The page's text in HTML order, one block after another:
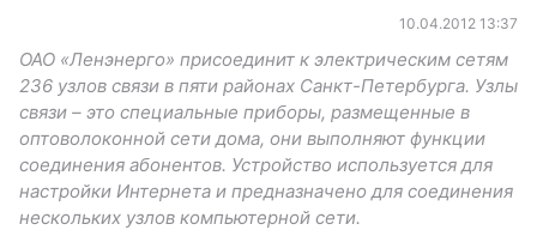
10.04.2012 13:37
ОАО «Ленэнерго» присоединит к электрическим сетям
236 узлов связи в пяти районах Санкт-Петербурга. Узлы
связи – это специальные приборы, размещенные в
оптоволоконной сети дома, они выполняют функции
соединения абонентов. Устройство используется для
настройки Интернета и предназначено для соединения
нескольких узлов компьютерной сети.